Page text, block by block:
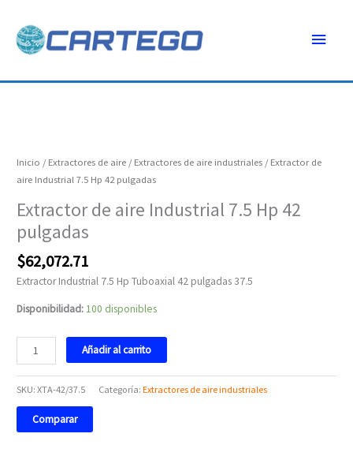
contenido
Inicio / Extractores de aire / Extractores de aire industriales / Extractor de
aire Industrial 7.5 Hp 42 pulgadas
Extractor de aire Industrial 7.5 Hp 42
pulgadas
$62,072.71
Extractor Industrial 7.5 Hp Tuboaxial 42 pulgadas 37.5
Disponibilidad:100 disponibles
aire
Industrial
Hp
42
pulgadas
cantidad
Añadir al carrito
SKU:XTA-42/37.5 Categoría:Extractores de aire industriales
Comparar